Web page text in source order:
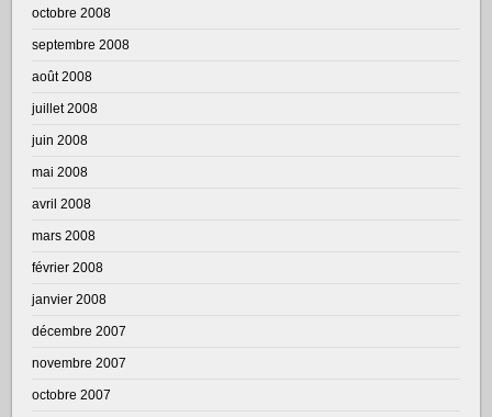
octobre 2008
septembre 2008
août 2008
juillet 2008
juin 2008
mai 2008
avril 2008
mars 2008
février 2008
janvier 2008
décembre 2007
novembre 2007
octobre 2007